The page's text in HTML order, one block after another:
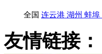
全国 连云港 湖州 蚌埠
友情链接：